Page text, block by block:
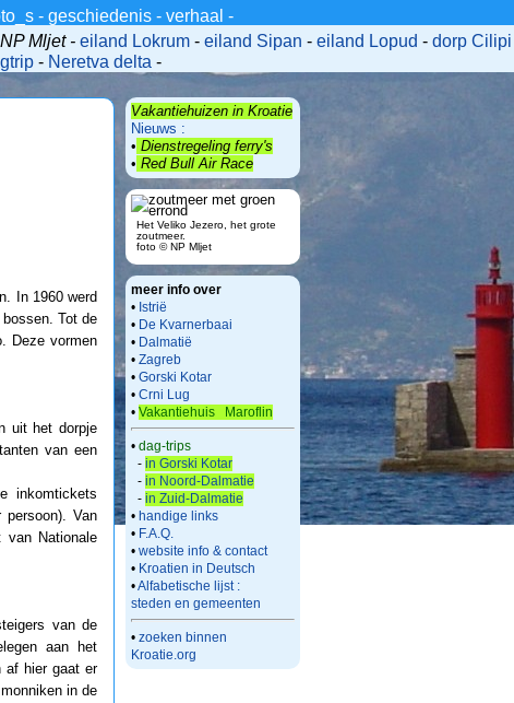
- geschiedenis- verhaal -
Mljet - eiland Lokrum- eiland Sipan - eiland Lopud - dorp Cilipi
- Neretva delta -
In 1960 werd
Tot de
Deze vormen
uit het dorpje
van een
inkomtickets
persoon). Van
van Nationale
van de
aan het
af hier gaat er
in de
Vakantiehuizen in Kroatie
Nieuws :
• Dienstregeling ferry's
• Red Bull Air Race
Het Veliko Jezero, het grote
zoutmeer.
foto © NP Mljet
meer info over
• Istrië
• De Kvarnerbaai
• Dalmatië
• Zagreb
• Gorski Kotar
• Crni Lug
• Vakantiehuis Maroflin
• dag-trips
- in Gorski Kotar
- in Noord-Dalmatie
- in Zuid-Dalmatie
• handige links
• F.A.Q.
• website info & contact
• Kroatien in Deutsch
•Alfabetische lijst :
steden en gemeenten
• zoeken binnen
Kroatie.org